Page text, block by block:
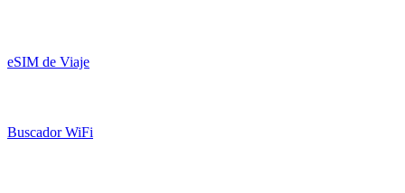
eSIM de Viaje
Buscador WiFi